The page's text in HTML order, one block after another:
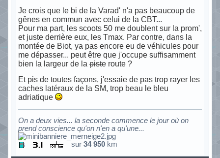
Je crois que le bi de la Varad' n'a pas beaucoup de
gênes en commun avec celui de la CBT...
Pour ma part, les scoots 50 me doublent sur la prom',
et juste derrière eux, les Tmax. Par contre, dans la
montée de Biot, ya pas encore eu de véhicules pour
me dépasser... peut être que j'occupe suffisamment
bien la largeur de lapisteroute ?
Et pis de toutes façons, j'essaie de pas trop rayer les
caches latéraux de la SM, trop beau le bleu
adriatique
On a deux vies... la seconde commence le jour où on
prend conscience qu'on n'en a qu'une...
sur 34 950 km